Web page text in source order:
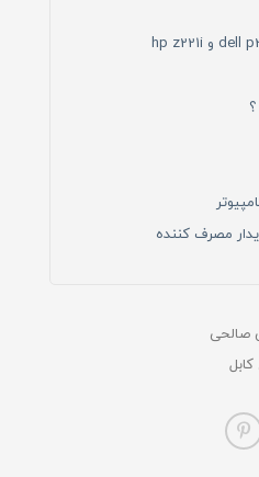
مصرف کننده
صالحی
کابل